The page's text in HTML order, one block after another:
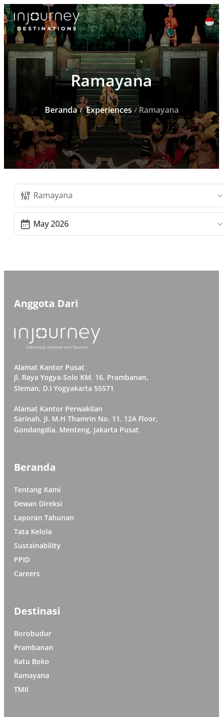
untuk:
Ramayana
Beranda Experiences Ramayana
Ramayana
May 2026
Anggota Dari
Alamat Kantor Pusat
Jl. Raya Yogya-Solo KM. 16, Prambanan,
Sleman, D.I Yogyakarta 55571
Alamat Kantor Perwakilan
Sarinah, JI. M.H Thamrin No. 11. 12A Floor,
Gondangdia, Menteng, Jakarta Pusat
Beranda
Tentang Kami
Dewan Direksi
Laporan Tahunan
Tata Kelola
Sustainability
PPID
Careers
Destinasi
Borobudur
Prambanan
Ratu Boko
Ramayana
TMII